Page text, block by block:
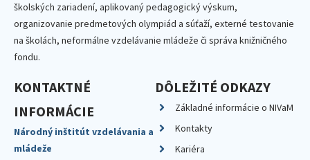
školských zariadení, aplikovaný pedagogický výskum,
organizovanie predmetových olympiád a súťaží, externé testovanie
na školách, neformálne vzdelávanie mládeže či správa knižničného
fondu.
KONTAKTNÉ
INFORMÁCIE
Národný inštitút vzdelávania a
mládeže
DÔLEŽITÉ ODKAZY
Základné informácie o NIVaM
Kontakty
Kariéra